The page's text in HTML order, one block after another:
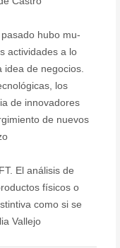
hubo mu-
actividades a lo
de negocios.
los
de innovadores
de nuevos
El análisis de
físicos o
como si se
Vallejo